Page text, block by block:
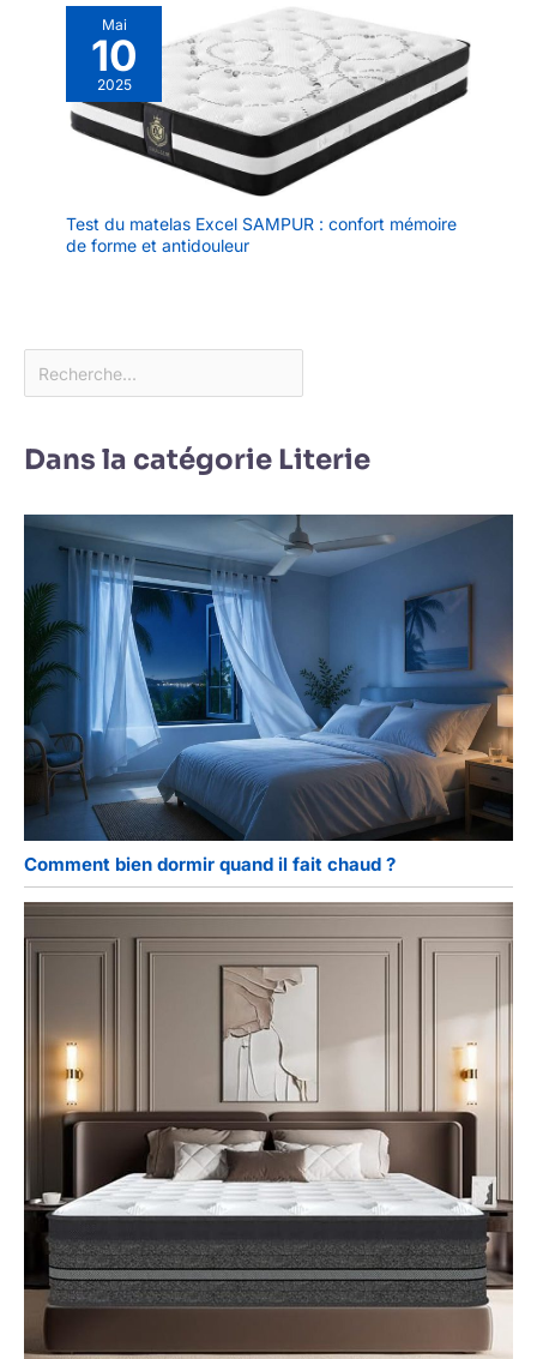
Mai
10
2025
Test du matelas Excel SAMPUR : confort mémoire
de forme et antidouleur
Dans la catégorie Literie
Comment bien dormir quand il fait chaud ?